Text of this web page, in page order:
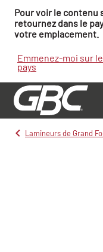
Pour voir le contenu
retournez dans le
votre emplacement.
Emmenez-moi sur
pays
Lamineurs de Grand